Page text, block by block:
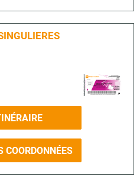
COORDONNÉES